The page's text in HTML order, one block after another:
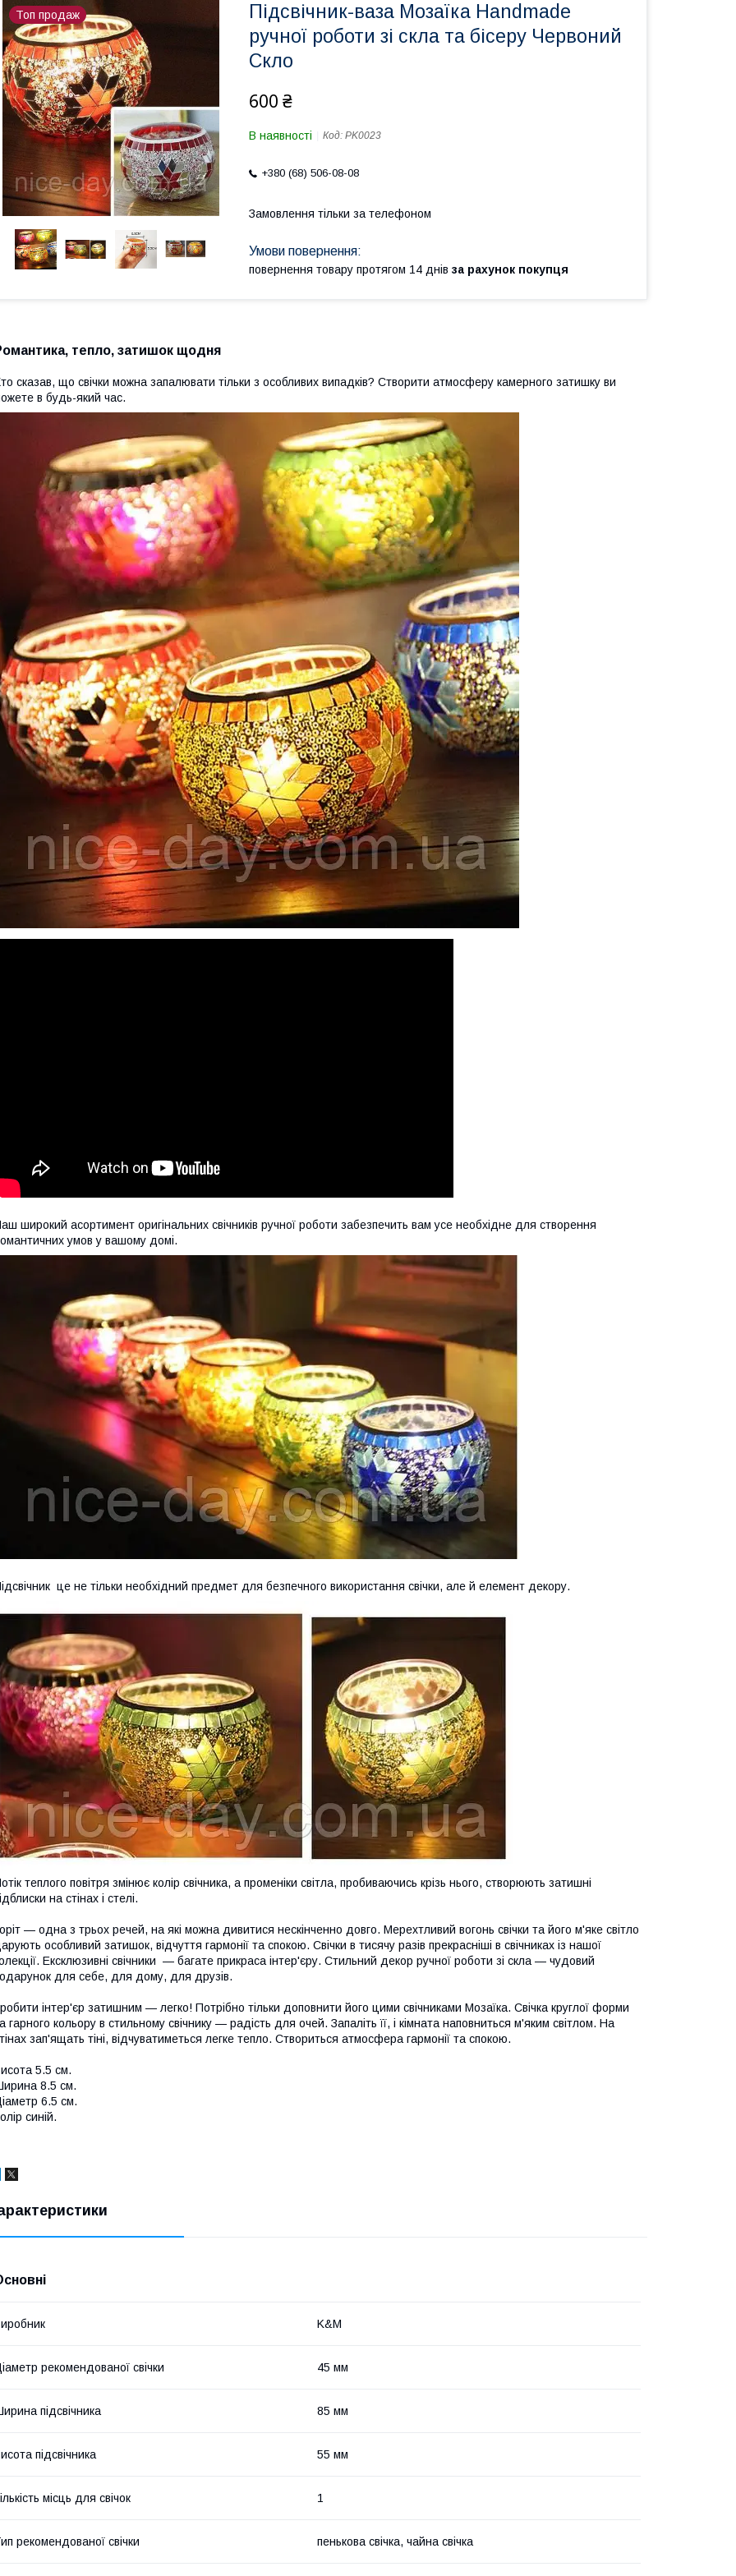
Топ продаж
Підсвічник-ваза Мозаїка Handmade
ручної роботи зі скла та бісеру Червоний
Скло
600 ₴
В наявності Код: PK0023
+380 (68) 506-08-08
Замовлення тільки за телефоном
повернення товару протягом 14 днів за рахунок покупця
тепло, затишок щодня
сказав, що свічки можна запалювати тільки з особливих випадків? Створити атмосферу камерного затишку ви
в будь-який час.
широкий асортимент оригінальних свічників ручної роботи забезпечить вам усе необхідне для створення
умов у вашому домі.
це не тільки необхідний предмет для безпечного використання свічки, але й елемент декору.
теплого повітря змінює колір свічника, а променіки світла, пробиваючись крізь нього, створюють затишні
на стінах і стелі.
— одна з трьох речей, на які можна дивитися нескінченно довго. Мерехтливий вогонь свічки та його м'яке світло
особливий затишок, відчуття гармонії та спокою. Свічки в тисячу разів прекрасніші в свічниках із нашої
Ексклюзивні свічники — багате прикраса інтер'єру. Стильний декор ручної роботи зі скла — чудовий
для себе, для дому, для друзів.
інтер'єр затишним — легко! Потрібно тільки доповнити його цими свічниками Мозаїка. Свічка круглої форми
гарного кольору в стильному свічнику — радість для очей. Запаліть її, і кімната наповниться м'яким світлом. На
зап'ящать тіні, відчуватиметься легке тепло. Створиться атмосфера гармонії та спокою.
5.5 см.
8.5 см.
6.5 см.
синій.
K&M
рекомендованої свічки 45 мм
підсвічника 85 мм
підсвічника 55 мм
місць для свічок 1
рекомендованої свічки пенькова свічка, чайна свічка